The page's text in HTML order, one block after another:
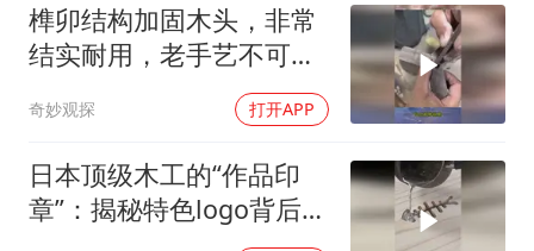
多地要求领导干部带头休假
奋进开新局 实干挑大梁
榫卯结构加固木头，非常
结实耐用，老手艺不可虚
奇妙观探 打开APP
日本顶级木工的“作品印
章”：揭秘特色logo背后的